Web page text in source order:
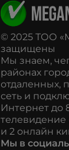
© 2025 ТОО
защищены
Мы знаем,
районах
отдаленных,
сеть и
Интернет до
телевидение
и 2 онлайн
Мы в